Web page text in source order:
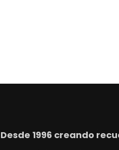
Desde 1996 creando